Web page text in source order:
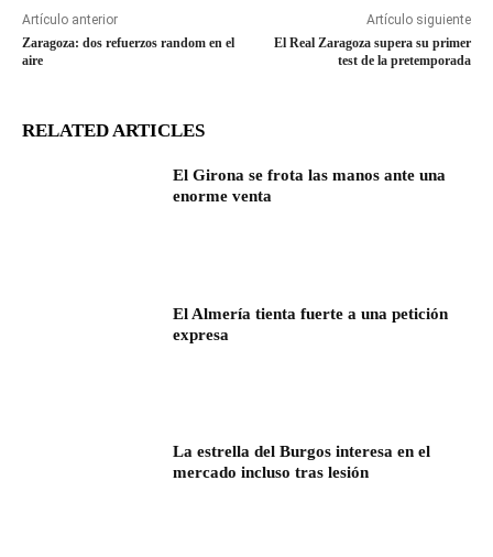
Artículo anterior
Zaragoza: dos refuerzos random en el
aire
Artículo siguiente
El Real Zaragoza supera su primer
test de la pretemporada
RELATED ARTICLES
El Girona se frota las manos ante una
enorme venta
El Almería tienta fuerte a una petición
expresa
La estrella del Burgos interesa en el
mercado incluso tras lesión